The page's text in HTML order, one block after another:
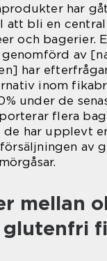
har
att bli en
och bagerier.
av
har
inom
under de
flera
har upplevt
av
mellan